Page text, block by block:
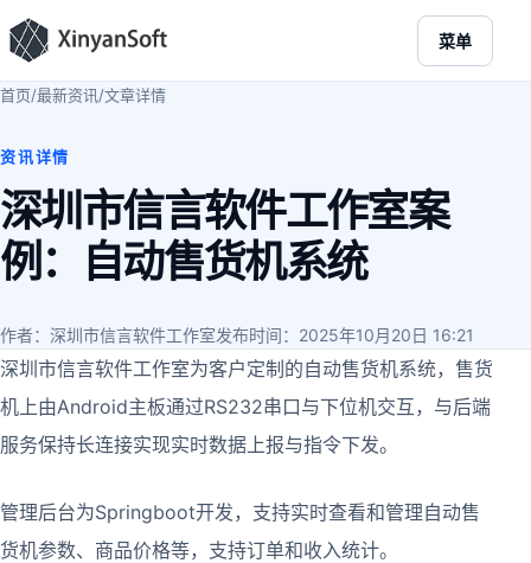
菜单
首页/最新资讯/文章详情
资讯详情
深圳市信言软件工作室案
例：自动售货机系统
作者：深圳市信言软件工作室发布时间：2025年10月20日 16:21
深圳市信言软件工作室为客户定制的自动售货机系统，售货
机上由Android主板通过RS232串口与下位机交互，与后端
服务保持长连接实现实时数据上报与指令下发。
管理后台为Springboot开发，支持实时查看和管理自动售
货机参数、商品价格等，支持订单和收入统计。